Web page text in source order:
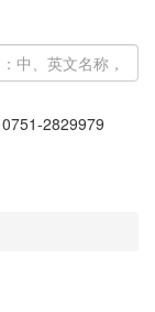
0751-2829979